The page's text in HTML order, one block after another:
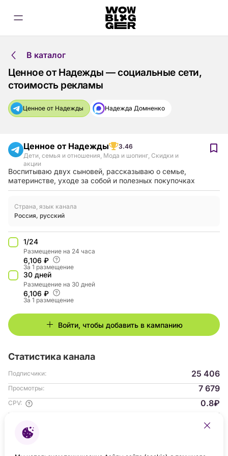
В каталог
Ценное от Надежды — социальные сети,
стоимость рекламы
Ценное от Надежды Надежда Домненко
Ценное от Надежды
3.46
Дети, семья и отношения, Мода и шопинг, Скидки и
акции
Воспитываю двух сыновей, рассказываю о семье,
материнстве, уходе за собой и полезных покупочках
Страна, язык канала
Россия, русский
1/24
Размещение на 24 часа
6,106 ₽
За 1 размещение
30 дней
Размещение на 30 дней
6,106 ₽
За 1 размещение
Войти, чтобы добавить в кампанию
Статистика канала
Подписчики: 25 406
Просмотры: 7 679
CPV: 0.8₽
Гендер аудитории: